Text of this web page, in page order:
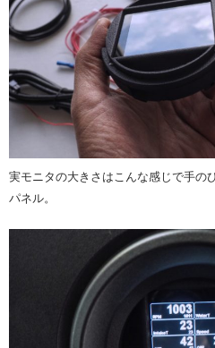
実モニタの大きさはこんな感じで手の
パネル。